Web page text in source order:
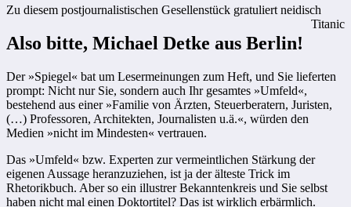
Zu diesem postjournalistischen Gesellenstück gratuliert neidisch
Titanic
Also bitte, Michael Detke aus Berlin!
Der »Spiegel« bat um Lesermeinungen zum Heft, und Sie lieferten
prompt: Nicht nur Sie, sondern auch Ihr gesamtes »Umfeld«,
bestehend aus einer »Familie von Ärzten, Steuerberatern, Juristen,
(…) Professoren, Architekten, Journalisten u.ä.«, würden den
Medien »nicht im Mindesten« vertrauen.
Das »Umfeld« bzw. Experten zur vermeintlichen Stärkung der
eigenen Aussage heranzuziehen, ist ja der älteste Trick im
Rhetorikbuch. Aber so ein illustrer Bekanntenkreis und Sie selbst
haben nicht mal einen Doktortitel? Das ist wirklich erbärmlich.